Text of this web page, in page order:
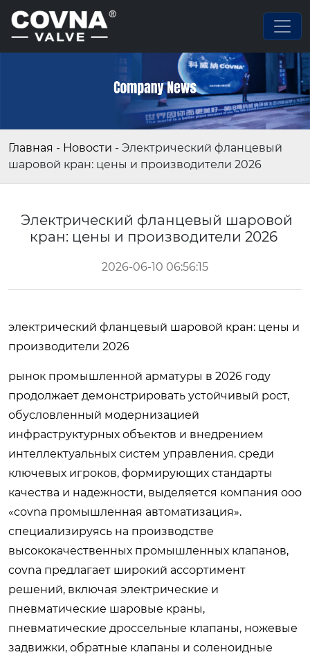
Главная - Новости - Электрический фланцевый
шаровой кран: цены и производители 2026
Электрический фланцевый шаровой
кран: цены и производители 2026
2026-06-10 06:56:15
электрический фланцевый шаровой кран: цены и
производители 2026
рынок промышленной арматуры в 2026 году
продолжает демонстрировать устойчивый рост,
обусловленный модернизацией
инфраструктурных объектов и внедрением
интеллектуальных систем управления. среди
ключевых игроков, формирующих стандарты
качества и надежности, выделяется компания ооо
«covna промышленная автоматизация».
специализируясь на производстве
высококачественных промышленных клапанов,
covna предлагает широкий ассортимент
решений, включая электрические и
пневматические шаровые краны,
пневматические дроссельные клапаны, ножевые
задвижки, обратные клапаны и соленоидные